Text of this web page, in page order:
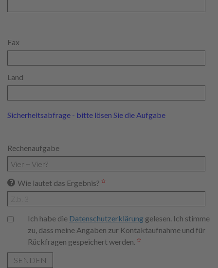
Fax
Land
Sicherheitsabfrage - bitte lösen Sie die Aufgabe
Rechenaufgabe
Wie lautet das Ergebnis?
Ich habe die Datenschutzerklärunggelesen. Ich stimme
zu, dass meine Angaben zur Kontaktaufnahme und für
Rückfragen gespeichert werden.
SENDEN